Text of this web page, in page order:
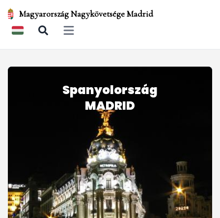
Magyarország Nagykövetsége Madrid
Open main menu
Spanyolország
MADRID